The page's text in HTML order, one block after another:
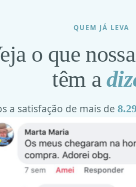
QUEM JÁ LEVA
o que
têm a
a satisfação de mais de